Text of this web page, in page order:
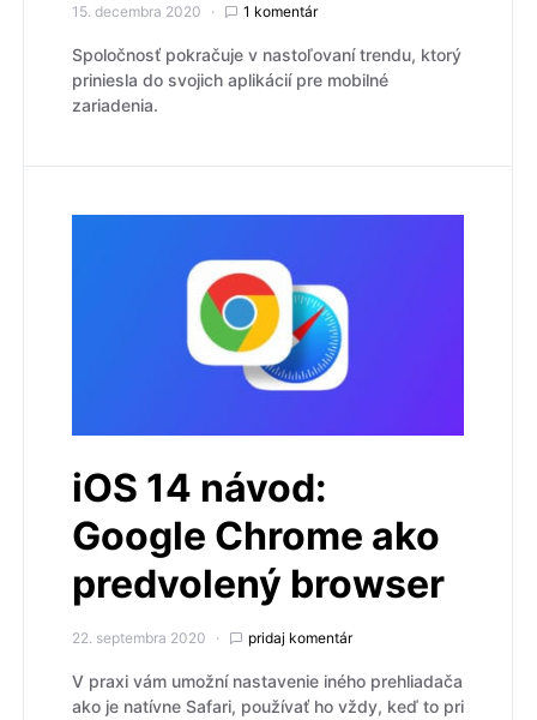
15. decembra 2020 1 komentár
Spoločnosť pokračuje v nastoľovaní trendu, ktorý
priniesla do svojich aplikácií pre mobilné
zariadenia.
iOS 14 návod:
Google Chrome ako
predvolený browser
22. septembra 2020 pridaj komentár
V praxi vám umožní nastavenie iného prehliadača
ako je natívne Safari, používať ho vždy, keď to pri